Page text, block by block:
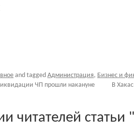
and tagged Администрация, Бизнес и
ЧП прошли накануне В
читателей статьи